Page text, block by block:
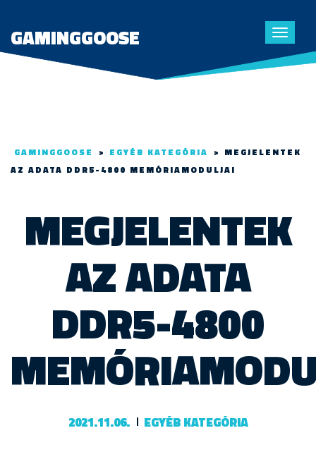
Toggle
GAMINGGOOSE
GAMINGGOOSE > EGYÉB KATEGÓRIA > MEGJELENTEK
AZ ADATA DDR5-4800 MEMÓRIAMODULJAI
MEGJELENTEK
AZ ADATA
DDR5-4800
2021.11.06. EGYÉB KATEGÓRIA